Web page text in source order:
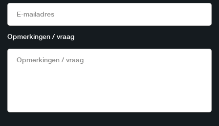
Opmerkingen / vraag